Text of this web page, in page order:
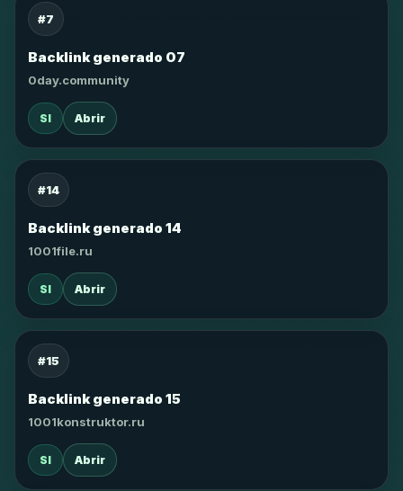
#7
Backlink generado 07
0day.community
SI Abrir
#14
Backlink generado 14
1001file.ru
SI Abrir
#15
Backlink generado 15
1001konstruktor.ru
SI Abrir